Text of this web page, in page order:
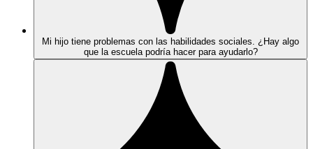
Mi hijo tiene problemas con las habilidades sociales. ¿Hay algo
que la escuela podría hacer para ayudarlo?